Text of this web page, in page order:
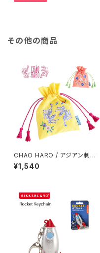
その他の商品
CHAO HARO / アジアン刺繍
巾着
¥1,540